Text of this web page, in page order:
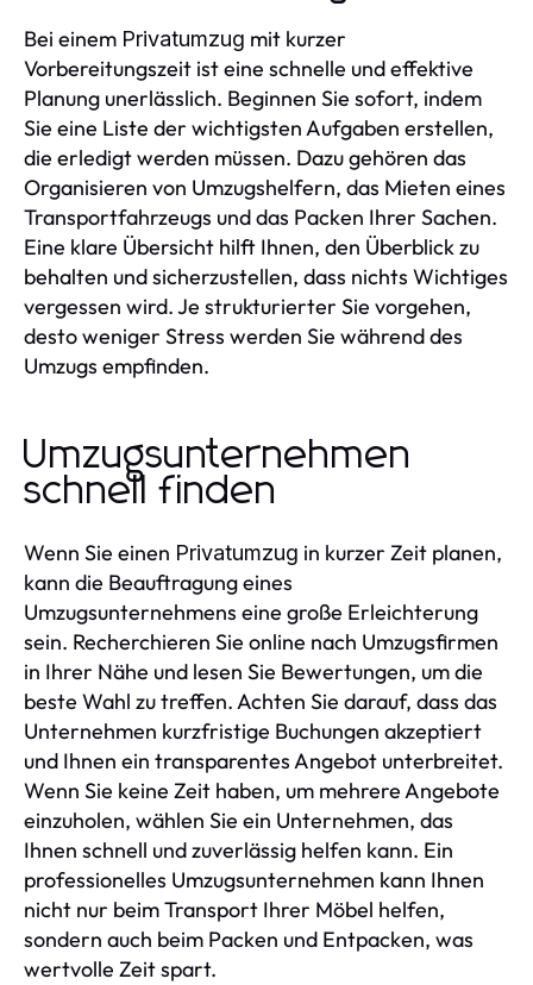
Bei einem Privatumzug mit kurzer
Vorbereitungszeit ist eine schnelle und effektive
Planung unerlässlich. Beginnen Sie sofort, indem
Sie eine Liste der wichtigsten Aufgaben erstellen,
die erledigt werden müssen. Dazu gehören das
Organisieren von Umzugshelfern, das Mieten eines
Transportfahrzeugs und das Packen Ihrer Sachen.
Eine klare Übersicht hilft Ihnen, den Überblick zu
behalten und sicherzustellen, dass nichts Wichtiges
vergessen wird. Je strukturierter Sie vorgehen,
desto weniger Stress werden Sie während des
Umzugs empfinden.
Umzugsunternehmen
schnell finden
Wenn Sie einen Privatumzug in kurzer Zeit planen,
kann die Beauftragung eines
Umzugsunternehmens eine große Erleichterung
sein. Recherchieren Sie online nach Umzugsfirmen
in Ihrer Nähe und lesen Sie Bewertungen, um die
beste Wahl zu treffen. Achten Sie darauf, dass das
Unternehmen kurzfristige Buchungen akzeptiert
und Ihnen ein transparentes Angebot unterbreitet.
Wenn Sie keine Zeit haben, um mehrere Angebote
einzuholen, wählen Sie ein Unternehmen, das
Ihnen schnell und zuverlässig helfen kann. Ein
professionelles Umzugsunternehmen kann Ihnen
nicht nur beim Transport Ihrer Möbel helfen,
sondern auch beim Packen und Entpacken, was
wertvolle Zeit spart.